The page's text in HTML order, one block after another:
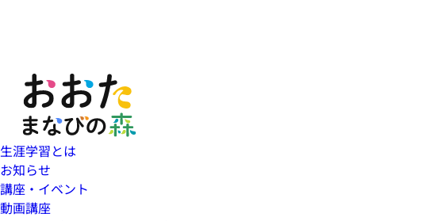
生涯学習とは
お知らせ
講座・イベント
動画講座